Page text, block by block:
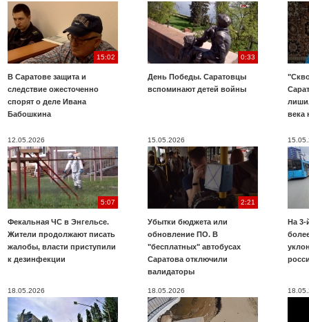
15:02
В Саратове защита и
следствие ожесточенно
спорят о деле Ивана
Бабошкина
0:33
День Победы. Саратовцы
вспоминают детей войны
века
12.05.2026
5:07
Фекальная ЧС в Энгельсе.
Жители продолжают писать
жалобы, власти приступили
к дезинфекции
15.05.2026
2:21
Убытки бюджета или
обновление ПО. В
"бесплатных" автобусах
Саратова отключили
валидаторы
На 3-
18.05.2026 18.05.2026